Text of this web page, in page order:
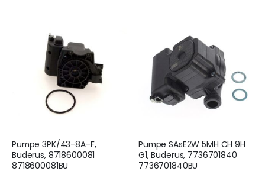
Pumpe 3PK/43-8A-F,
Buderus, 8718600081
8718600081BU
Pumpe SAsE2W 5MH CH 9H
G1, Buderus, 7736701840
7736701840BU